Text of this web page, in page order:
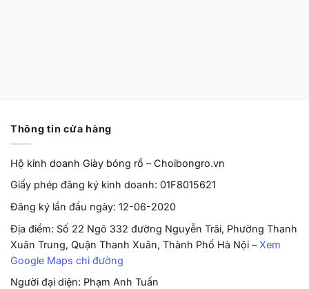
Thông tin cửa hàng
Hộ kinh doanh Giày bóng rổ – Choibongro.vn
Giấy phép đăng ký kinh doanh: 01F8015621
Đăng ký lần đầu ngày: 12-06-2020
Địa điểm: Số 22 Ngõ 332 đường Nguyễn Trãi, Phường Thanh
Xuân Trung, Quận Thanh Xuân, Thành Phố Hà Nội – Xem
Google Maps chỉ đường
Người đại diện: Phạm Anh Tuấn